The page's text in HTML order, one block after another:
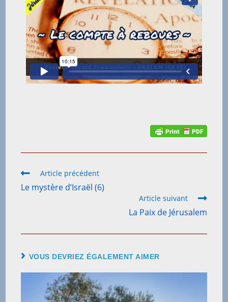
Article précédent
Le mystère d’Israël (6)
Article suivant
La Paix de Jérusalem
VOUS DEVRIEZ ÉGALEMENT AIMER